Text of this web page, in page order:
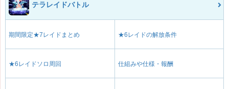
テラレイドバトル
期間限定★7レイドまとめ ★6レイドの解放条件
★6レイドソロ周回 仕組みや仕様・報酬